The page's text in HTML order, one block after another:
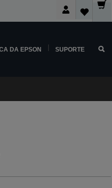
DA EPSON SUPORTE